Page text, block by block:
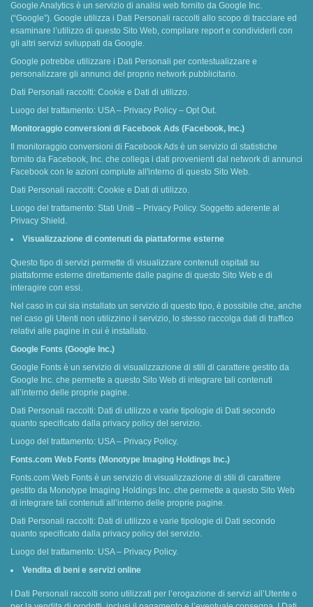
Google Analytics è un servizio di analisi web fornito da Google Inc.
(“Google”). Google utilizza i Dati Personali raccolti allo scopo di tracciare ed
esaminare l’utilizzo di questo Sito Web, compilare report e condividerli con
gli altri servizi sviluppati da Google.
Google potrebbe utilizzare i Dati Personali per contestualizzare e
personalizzare gli annunci del proprio network pubblicitario.
Dati Personali raccolti: Cookie e Dati di utilizzo.
Luogo del trattamento: USA – Privacy Policy – Opt Out.
Monitoraggio conversioni di Facebook Ads (Facebook, Inc.)
Il monitoraggio conversioni di Facebook Ads è un servizio di statistiche
fornito da Facebook, Inc. che collega i dati provenienti dal network di annunci
Facebook con le azioni compiute all'interno di questo Sito Web.
Dati Personali raccolti: Cookie e Dati di utilizzo.
Luogo del trattamento: Stati Uniti – Privacy Policy. Soggetto aderente al
Privacy Shield.
Visualizzazione di contenuti da piattaforme esterne
Questo tipo di servizi permette di visualizzare contenuti ospitati su
piattaforme esterne direttamente dalle pagine di questo Sito Web e di
interagire con essi.
Nel caso in cui sia installato un servizio di questo tipo, è possibile che, anche
nel caso gli Utenti non utilizzino il servizio, lo stesso raccolga dati di traffico
relativi alle pagine in cui è installato.
Google Fonts (Google Inc.)
Google Fonts è un servizio di visualizzazione di stili di carattere gestito da
Google Inc. che permette a questo Sito Web di integrare tali contenuti
all’interno delle proprie pagine.
Dati Personali raccolti: Dati di utilizzo e varie tipologie di Dati secondo
quanto specificato dalla privacy policy del servizio.
Luogo del trattamento: USA – Privacy Policy.
Fonts.com Web Fonts (Monotype Imaging Holdings Inc.)
Fonts.com Web Fonts è un servizio di visualizzazione di stili di carattere
gestito da Monotype Imaging Holdings Inc. che permette a questo Sito Web
di integrare tali contenuti all’interno delle proprie pagine.
Dati Personali raccolti: Dati di utilizzo e varie tipologie di Dati secondo
quanto specificato dalla privacy policy del servizio.
Luogo del trattamento: USA – Privacy Policy.
Vendita di beni e servizi online
I Dati Personali raccolti sono utilizzati per l’erogazione di servizi all’Utente o